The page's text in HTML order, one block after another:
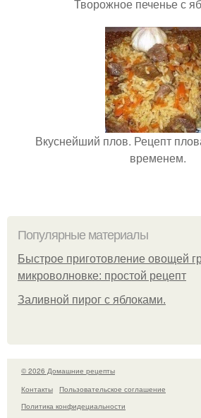
Творожное печенье с
Вкуснейший плов. Рецепт
временем.
Популярные материалы
Быстрое приготовление овощей
микроволновке: простой рецепт
Заливной пирог с яблоками.
© 2026 Домашние рецепты
Контакты
Пользовательское соглашение
Политика конфидециальности